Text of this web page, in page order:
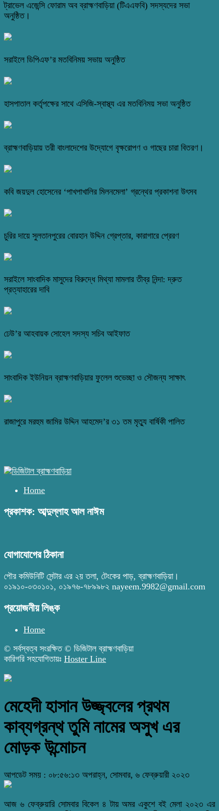
ট্রাভেল এজেন্সি ফোরাম অব ব্রাহ্মণবাড়িয়া (টিএএফবি) সদস্যদের সভা
অনুষ্ঠিত।
সরাইলে ডিপিএফ’র মতবিনিময় সভায় অনুষ্ঠিত
হাসপাতাল কর্তৃপক্ষের সাথে এসিজি-স্বাস্থ্য এর মতবিনিময় সভা অনুষ্ঠিত
ব্রাহ্মণবাড়িয়ায় তরী বাংলাদেশের উদ্যোগে বৃক্ষরোপণ ও গাছের চারা বিতরণ।
কবি জয়দুল হোসেনের ‘পাখপাখালির মিলনমেলা’ গ্রন্থের প্রকাশনা উৎসব
চুরির দায়ে সুলতানপুরের বোরহান উদ্দিন গ্রেপ্তার, কারাগারে প্রেরণ
সরাইলে সাংবাদিক মাসুদের বিরুদ্ধে মিথ্যা মামলার তীব্র নিন্দা: দ্রুত
প্রত্যাহারের দাবি
ঢেউ’র আহবায়ক সোহেল সদস্য সচিব আইফাত
সাংবাদিক ইউনিয়ন ব্রাহ্মণবাড়িয়ার ফুলেল শুভেচ্ছা ও সৌজন্য সাক্ষাৎ
রাজাপুরে মরহুম জামির উদ্দিন আহমেদ’র ৩১ তম মৃত্যু বার্ষিকী পালিত
Home
প্রকাশক: আব্দুল্লাহ আল নাঈম
যোগাযোগের ঠিকানা
পৌর কমিউনিটি সেন্টার এর ২য় তলা, টেংকের পাড়, ব্রাহ্মণবাড়িয়া।
০১৯১০-০৩০১০১, ০১৯৭৬-৭৮৯৯৮২ nayeem.9982@gmail.com
প্রয়োজনীয় লিঙ্ক
Home
© সর্বস্বত্ব সংরক্ষিত © ডিজিটাল ব্রাহ্মণবাড়িয়া
কারিগরি সহযোগিতায়ঃ Hoster Line
মেহেদী হাসান উজ্জ্বলের প্রথম
কাব্যগ্রন্থ তুমি নামের অসুখ এর
মোড়ক উন্মোচন
আপডেট সময় : ০৮:৫৬:১৩ অপরাহ্ন, সোমবার, ৬ ফেব্রুয়ারী ২০২৩
আজ ৬ ফেব্রুয়ারি সোমবার বিকেল ৪ টায় অমর একুশে বই মেলা ২০২৩ এর